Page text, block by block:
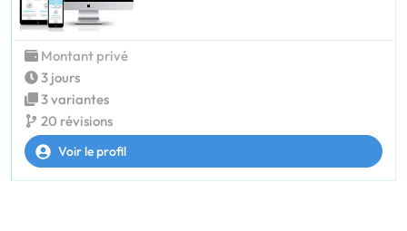
Montant privé
3 jours
3 variantes
20 révisions
Voir le profil